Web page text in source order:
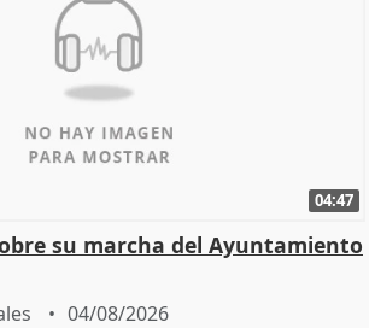
04:47
su marcha del Ayuntamiento
04/08/2026